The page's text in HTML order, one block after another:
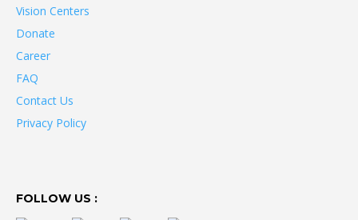
Vision Centers
Donate
Career
FAQ
Contact Us
Privacy Policy
FOLLOW US :